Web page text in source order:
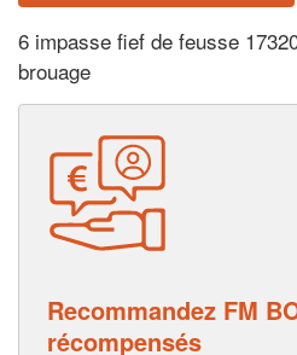
6 impasse fief de feusse
brouage
Recommandez FM
récompensés